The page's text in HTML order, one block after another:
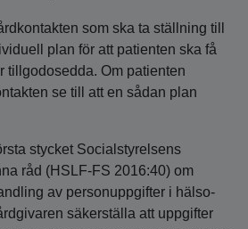
som ska ta ställning till
plan för att patienten ska få
tillgodosedda. Om patienten
se till att en sådan plan
stycket Socialstyrelsens
råd (HSLF-FS 2016:40) om
av personuppgifter i hälso-
säkerställa att uppgifter